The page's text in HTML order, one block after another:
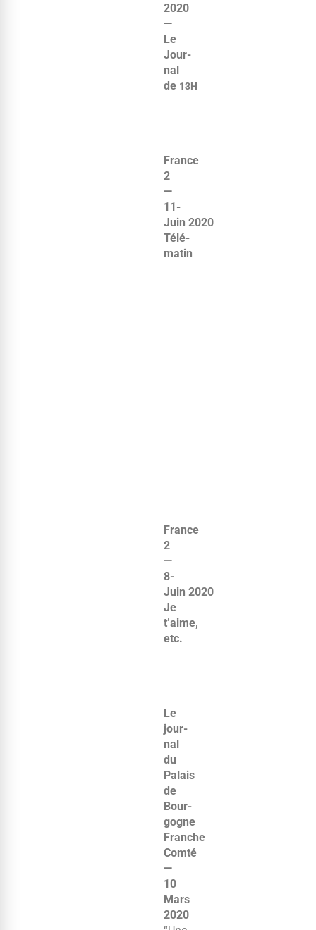
2020
—
Le
Jour­
nal
de 13H
France
2
—
11-
Juin 2020
Télé­
matin
France
2
—
8-
Juin 2020
Je
t’aime,
etc.
Le
jour­
nal
du
Palais
de
Bour­
gogne
Franche
Comté
—
10
Mars
2020